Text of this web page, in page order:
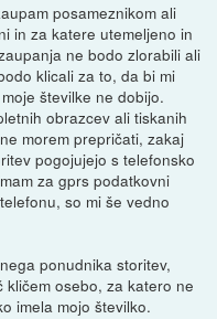
posameznikom ali
in za katere utemeljeno in
ne bodo zlorabili ali
klicali za to, da bi mi
številke ne dobijo.
obrazcev ali tiskanih
morem prepričati, zakaj
pogojujejo s telefonsko
za gprs podatkovni
so mi še vedno
ponudnika storitev,
osebo, za katero ne
imela mojo številko.